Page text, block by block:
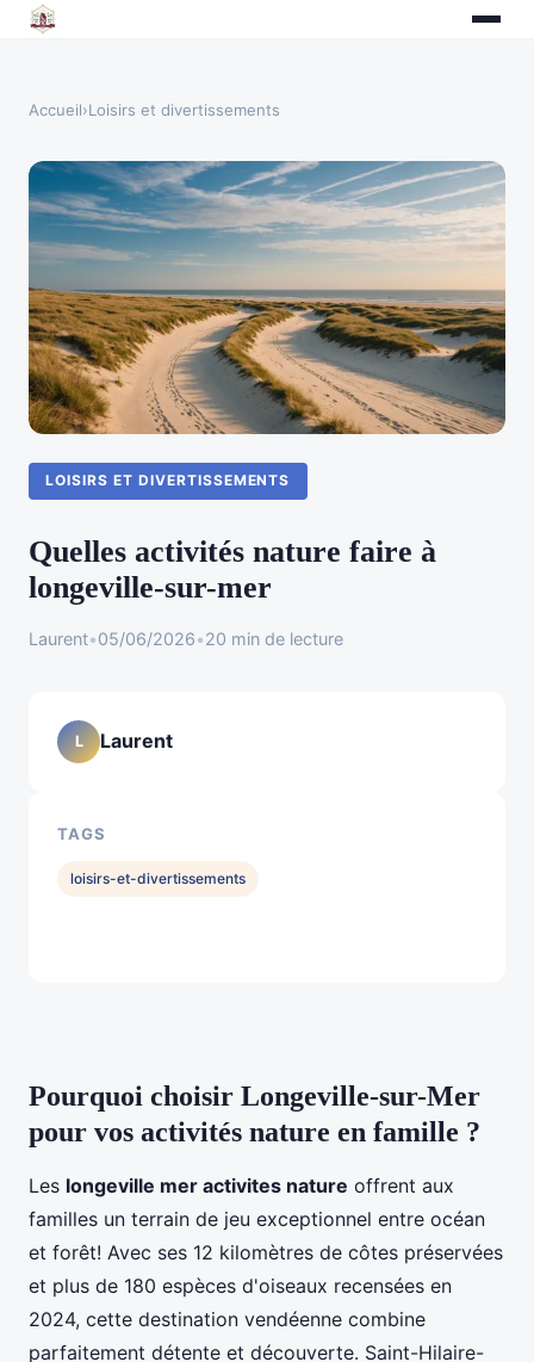
Accueil›Loisirs et divertissements
LOISIRS ET DIVERTISSEMENTS
Quelles activités nature faire à
longeville-sur-mer
Laurent•05/06/2026•20 min de lecture
Pourquoi choisir Longeville-sur-Mer
pour vos activités nature en famille ?
Les longeville mer activites nature offrent aux
familles un terrain de jeu exceptionnel entre océan
et forêt! Avec ses 12 kilomètres de côtes préservées
et plus de 180 espèces d'oiseaux recensées en
2024, cette destination vendéenne combine
parfaitement détente et découverte. Saint-Hilaire-
L Laurent
TAGS
loisirs-et-divertissements